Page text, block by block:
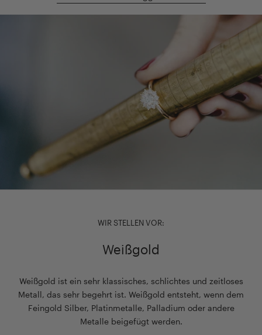
WIR STELLEN VOR:
Weißgold
Weißgold ist ein sehr klassisches, schlichtes und zeitloses
Metall, das sehr begehrt ist. Weißgold entsteht, wenn dem
Feingold Silber, Platinmetalle, Palladium oder andere
Metalle beigefügt werden.